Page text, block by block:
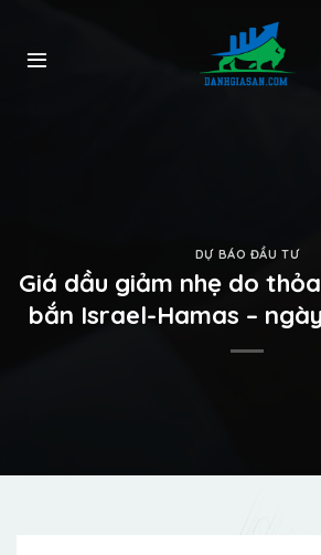
DỰ BÁO ĐẦU TƯ
Giá dầu giảm nhẹ do
bắn Israel-Hamas –